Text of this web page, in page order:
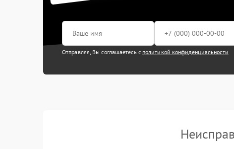
Отправляя, Вы соглашаетесь с политикой конфиденциальности